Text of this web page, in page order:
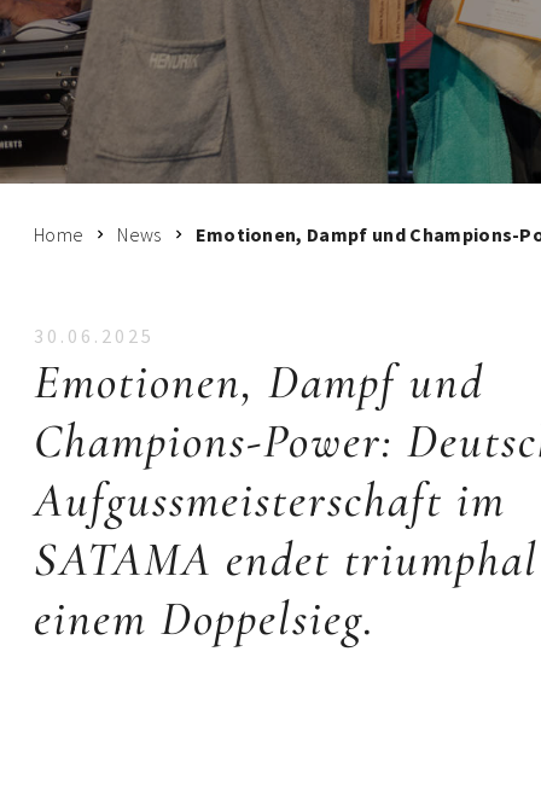
Home News Emotionen, Dampf und Champions-
30.06.2025
Emotionen, Dampf und
Champions-Power:
Aufgussmeisterschaft im
SATAMA endet
einem Doppelsieg.